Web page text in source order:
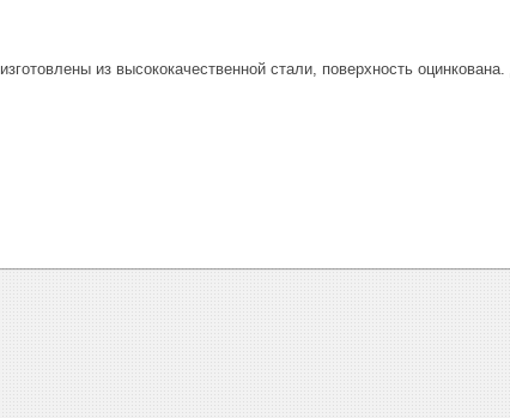
изготовлены из высококачественной стали, поверхность